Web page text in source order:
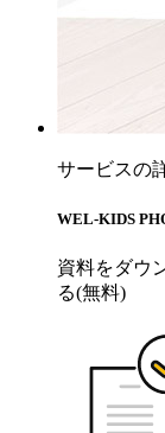
サービスの
WEL-KIDS
資料をダウ
る(無料)